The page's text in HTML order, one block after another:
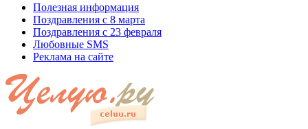
Полезная информация
Поздравления с 8 марта
Поздравления с 23 февраля
Любовные SMS
Реклама на сайте